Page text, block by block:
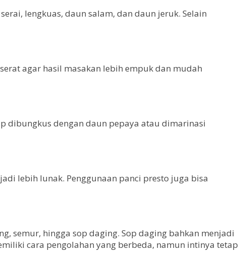
lengkuas, daun salam, dan daun jeruk. Selain
agar hasil masakan lebih empuk dan mudah
dibungkus dengan daun pepaya atau dimarinasi
lebih lunak. Penggunaan panci presto juga bisa
semur, hingga sop daging. Sop daging bahkan menjadi
cara pengolahan yang berbeda, namun intinya tetap